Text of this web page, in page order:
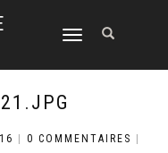
DÉPLIER
NAVIGATION
0 COMMENTAIRES